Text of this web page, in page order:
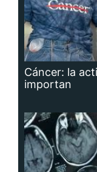
Cáncer: la
importan